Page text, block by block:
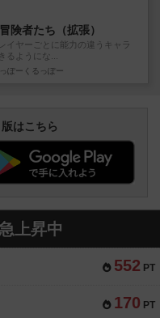
険者たち（拡張）
イヤーごとに能力の違うキャラ
るようにな...
ぽーくるっぽー
はこちら
上昇中
552 PT
170 PT